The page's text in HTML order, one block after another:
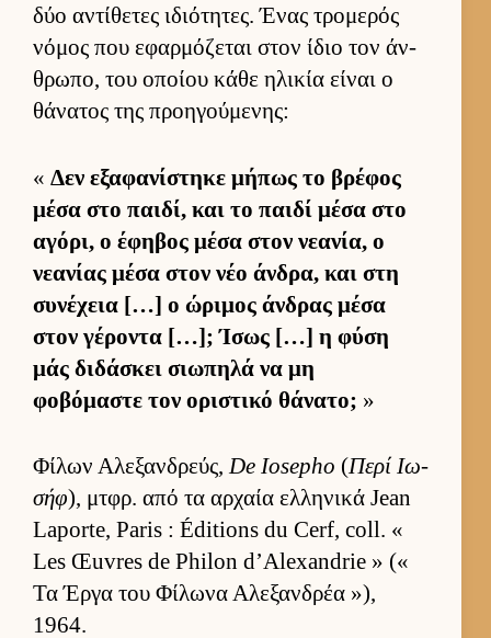
δύο αντίθετες ιδιότητες. Ένας τρομερός
νόμος που εφαρ­μόζεται στον ίδιο τον άν­
θρωπο, του οποίου κάθε ηλικία εί­ναι ο
θάνατος της προη­γού­μενης:
« Δεν εξαφανίστηκε μήπως το βρέφος
μέσα στο παι­δί, και το παιδί μέσα στο
αγόρι, ο έφηβος μέσα στον νεανία, ο
νεανίας μέσα στον νέο άν­δρα, και στη
συνέχεια […] ο ώριμος άν­δρας μέσα
στον γέροντα […]; Ίσως […] η φύση
μάς διδάσκει σιω­πηλά να μη
φοβόμαστε τον οριστικό θάνατο; »
Φίλων Αλεξαν­δρεύς,De Iosepho (Περί Ιω­
σήφ), μτ­φρ. από τα αρ­χαία ελ­ληνικά Jean
Laporte, Paris : Éditions du Cerf, coll. «
Les Œuvres de Philon d’Alexandrie » («
Τα Έργα του Φίλωνα Αλεξαν­δρέα »),
1964.